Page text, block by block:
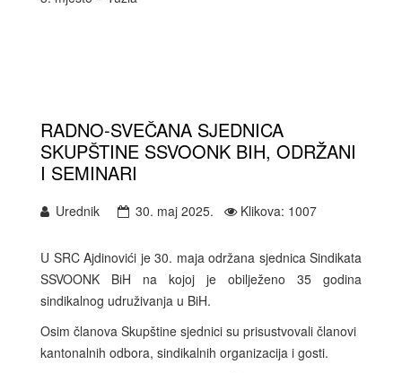
RADNO-SVEČANA SJEDNICA
SKUPŠTINE SSVOONK BIH, ODRŽANI
I SEMINARI
Urednik 30. maj 2025. Klikova: 1007
U SRC Ajdinovići je 30. maja održana sjednica Sindikata
SSVOONK BiH na kojoj je obilježeno 35 godina
sindikalnog udruživanja u BiH.
Osim članova Skupštine sjednici su prisustvovali članovi
kantonalnih odbora, sindikalnih organizacija i gosti.